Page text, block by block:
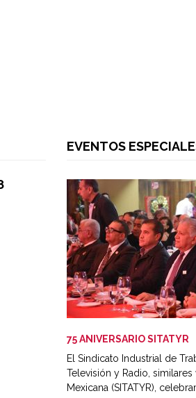
EVENTOS
75 ANIVERSARIO SITATYR
El Sindicato Industrial de
Televisión y Radio,
Mexicana (SITATYR),